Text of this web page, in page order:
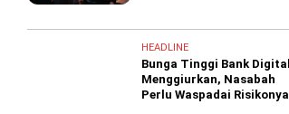
HEADLINE
Bunga Tinggi Bank Digital
Menggiurkan, Nasabah
Perlu Waspadai Risikonya